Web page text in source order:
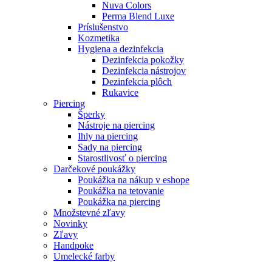
Nuva Colors
Perma Blend Luxe
Príslušenstvo
Kozmetika
Hygiena a dezinfekcia
Dezinfekcia pokožky
Dezinfekcia nástrojov
Dezinfekcia plôch
Rukavice
Piercing
Šperky
Nástroje na piercing
Ihly na piercing
Sady na piercing
Starostlivosť o piercing
Darčekové poukážky
Poukážka na nákup v eshope
Poukážka na tetovanie
Poukážka na piercing
Množstevné zľavy
Novinky
Zľavy
Handpoke
Umelecké farby